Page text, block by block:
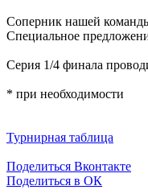
Соперник нашей
Специальное
Серия 1/4 финала
* при необходимости
Турнирная таблица
Поделиться Вконтакте
Поделиться в ОК